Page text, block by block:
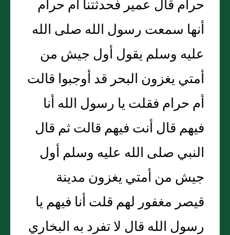
حرام قال عمير فحدثتنا أم حرام
أنها سمعت رسول الله صلى الله
عليه وسلم يقول أول جيش من
أمتي يغزون البحر قد أوجبوا قالت
أم حرام فقلت يا رسول الله أنا
فيهم قال أنت فيهم قالت ثم قال
النبي صلى الله عليه وسلم أول
جيش من أمتي يغزون مدينة
قيصر مغفور لهم قلت أنا فيهم يا
رسول الله قال لا تفرد به البخاري